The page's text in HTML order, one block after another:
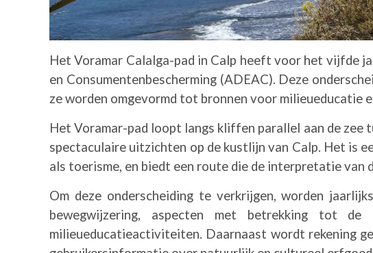
Het Voramar Calalga-pad in Calp heeft voor het vijfde
en Consumentenbescherming (ADEAC). Deze
ze worden omgevormd tot bronnen voor milieueducatie
Het Voramar-pad loopt langs kliffen parallel aan de zee
spectaculaire uitzichten op de kustlijn van Calp. Het is
als toerisme, en biedt een route die de interpretatie
Om deze onderscheiding te verkrijgen, worden
bewegwijzering, aspecten met betrekking tot
milieueducatieactiviteiten. Daarnaast wordt rekening